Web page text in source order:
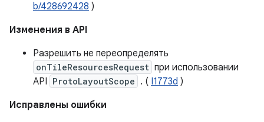
b/428692428 )
Изменения в API
Разрешить не переопределять
onTileResourcesRequest при использовании
API ProtoLayoutScope . ( I1773d )
Исправлены ошибки